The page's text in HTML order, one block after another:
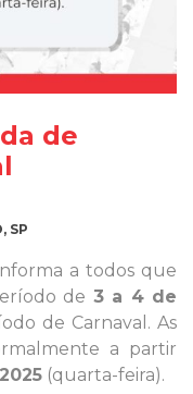
de
SP
a todos que
de 3 a 4 de
de Carnaval. As
a partir
(quarta-feira).